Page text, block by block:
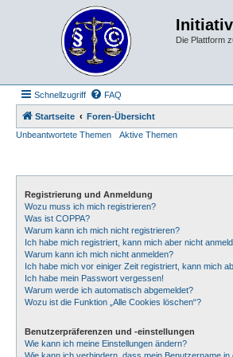
Die Plattform
Schnellzugriff FAQ
Startseite
Foren-Übersicht
Unbeantwortete Themen
Aktive Themen
Registrierung und Anmeldung
Wozu muss ich mich registrieren?
Was ist COPPA?
Warum kann ich mich nicht registrieren?
Ich habe mich registriert, kann mich aber nicht
Warum kann ich mich nicht anmelden?
Ich habe mich vor einiger Zeit registriert, kann mich
Ich habe mein Passwort vergessen!
Warum werde ich automatisch abgemeldet?
Wozu ist die Funktion „Alle Cookies löschen“?
Benutzerpräferenzen und -einstellungen
Wie kann ich meine Einstellungen ändern?